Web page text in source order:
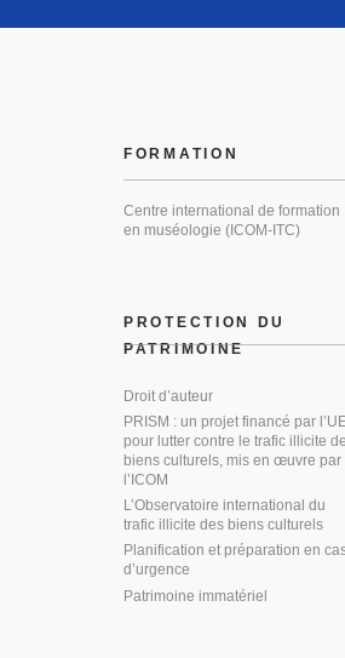
PROTECTION DU
PATRIMOINE
Droit d’auteur
PRISM : un projet financé par
pour lutter contre le trafic illicite de
biens culturels, mis en œuvre par
l’ICOM
L’Observatoire international du
trafic illicite des biens culturels
Planification et préparation en
d’urgence
Patrimoine immatériel
FORMATION
Centre international de formation
en muséologie (ICOM-ITC)